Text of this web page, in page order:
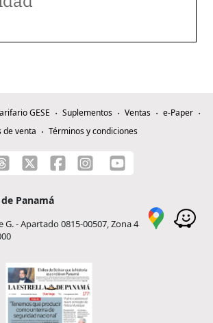
GESE Suplementos Ventas
e-Paper
de venta
Términos y condiciones
Panamá
G. - Apartado 0815-00507, Zona 4